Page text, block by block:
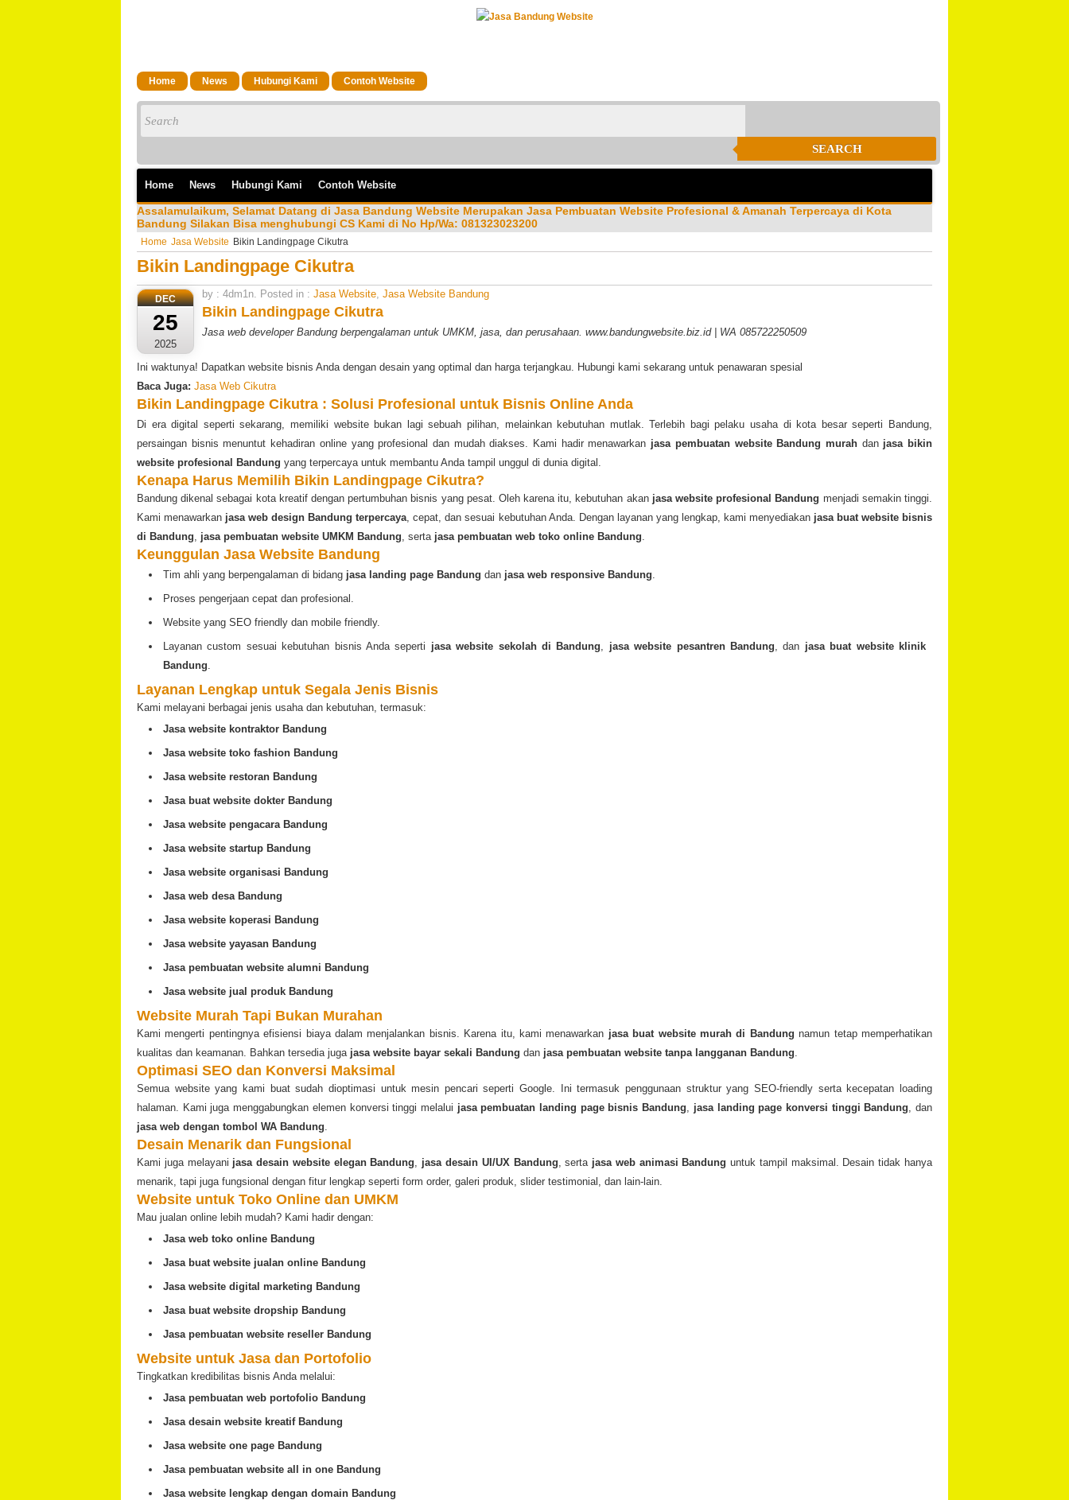
Home News Hubungi Kami Contoh Website
SEARCH
Home News Hubungi Kami Contoh Website
Assalamulaikum, Selamat Datang di Jasa Bandung Website Merupakan Jasa Pembuatan Website Profesional & Amanah Terpercaya di Kota
Bandung Silakan Bisa menghubungi CS Kami di No Hp/Wa: 081323023200
Home Jasa Website Bikin Landingpage Cikutra
Bikin Landingpage Cikutra
DEC
25
2025
by : 4dm1n. Posted in : Jasa Website, Jasa Website Bandung
Bikin Landingpage Cikutra
Jasa web developer Bandung berpengalaman untuk UMKM, jasa, dan perusahaan. www.bandungwebsite.biz.id | WA 085722250509
Ini waktunya! Dapatkan website bisnis Anda dengan desain yang optimal dan harga terjangkau. Hubungi kami sekarang untuk penawaran spesial
Baca Juga: Jasa Web Cikutra
Bikin Landingpage Cikutra : Solusi Profesional untuk Bisnis Online Anda
Di era digital seperti sekarang, memiliki website bukan lagi sebuah pilihan, melainkan kebutuhan mutlak. Terlebih bagi pelaku usaha di kota besar seperti Bandung,
persaingan bisnis menuntut kehadiran online yang profesional dan mudah diakses. Kami hadir menawarkan jasa pembuatan website Bandung murahdan jasa bikin
website profesional Bandung yang terpercaya untuk membantu Anda tampil unggul di dunia digital.
Kenapa Harus Memilih Bikin Landingpage Cikutra?
Bandung dikenal sebagai kota kreatif dengan pertumbuhan bisnis yang pesat. Oleh karena itu, kebutuhan akan jasa website profesional Bandung menjadi semakin tinggi.
Kami menawarkan jasa web design Bandung terpercaya, cepat, dan sesuai kebutuhan Anda. Dengan layanan yang lengkap, kami menyediakan jasa buat website bisnis
di Bandung, jasa pembuatan website UMKM Bandung, serta jasa pembuatan web toko online Bandung.
Keunggulan Jasa Website Bandung
Tim ahli yang berpengalaman di bidang jasa landing page Bandung dan jasa web responsive Bandung.
Proses pengerjaan cepat dan profesional.
Website yang SEO friendly dan mobile friendly.
Layanan custom sesuai kebutuhan bisnis Anda seperti jasa website sekolah di Bandung, jasa website pesantren Bandung, dan jasa buat website klinik
Bandung.
Layanan Lengkap untuk Segala Jenis Bisnis
Kami melayani berbagai jenis usaha dan kebutuhan, termasuk:
Jasa website kontraktor Bandung
Jasa website toko fashion Bandung
Jasa website restoran Bandung
Jasa buat website dokter Bandung
Jasa website pengacara Bandung
Jasa website startup Bandung
Jasa website organisasi Bandung
Jasa web desa Bandung
Jasa website koperasi Bandung
Jasa website yayasan Bandung
Jasa pembuatan website alumni Bandung
Jasa website jual produk Bandung
Website Murah Tapi Bukan Murahan
Kami mengerti pentingnya efisiensi biaya dalam menjalankan bisnis. Karena itu, kami menawarkan jasa buat website murah di Bandung namun tetap memperhatikan
kualitas dan keamanan. Bahkan tersedia juga jasa website bayar sekali Bandung dan jasa pembuatan website tanpa langganan Bandung.
Optimasi SEO dan Konversi Maksimal
Semua website yang kami buat sudah dioptimasi untuk mesin pencari seperti Google. Ini termasuk penggunaan struktur yang SEO-friendly serta kecepatan loading
halaman. Kami juga menggabungkan elemen konversi tinggi melalui jasa pembuatan landing page bisnis Bandung, jasa landing page konversi tinggi Bandung, dan
jasa web dengan tombol WA Bandung.
Desain Menarik dan Fungsional
Kami juga melayani jasa desain website elegan Bandung, jasa desain UI/UX Bandung, serta jasa web animasi Bandung untuk tampil maksimal. Desain tidak hanya
menarik, tapi juga fungsional dengan fitur lengkap seperti form order, galeri produk, slider testimonial, dan lain-lain.
Website untuk Toko Online dan UMKM
Mau jualan online lebih mudah? Kami hadir dengan:
Jasa web toko online Bandung
Jasa buat website jualan online Bandung
Jasa website digital marketing Bandung
Jasa buat website dropship Bandung
Jasa pembuatan website reseller Bandung
Website untuk Jasa dan Portofolio
Tingkatkan kredibilitas bisnis Anda melalui:
Jasa pembuatan web portofolio Bandung
Jasa desain website kreatif Bandung
Jasa website one page Bandung
Jasa pembuatan website all in one Bandung
Jasa website lengkap dengan domain Bandung